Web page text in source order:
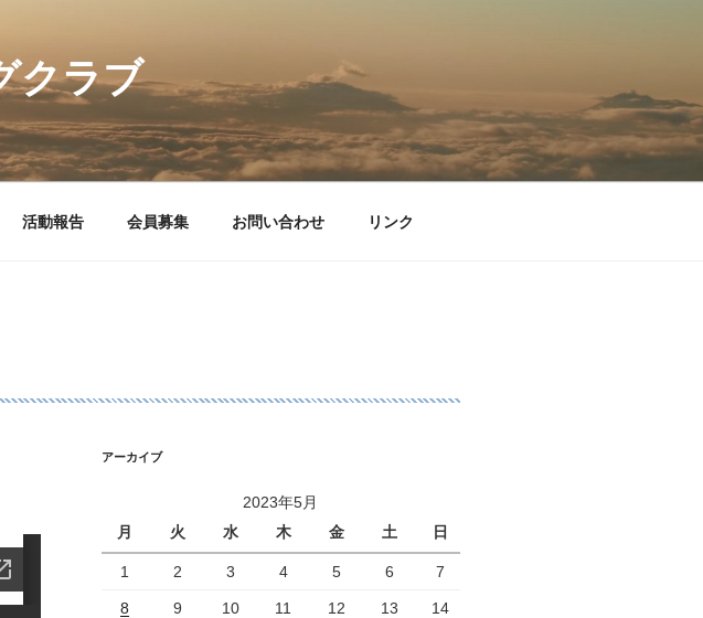
クラブ
活動報告 会員募集 お問い合わせ リンク
アーカイブ
2023年5月
月
火 水 木 金 土 日
1 2 3 4 5 6 7
8 9 10 11 12 13 14